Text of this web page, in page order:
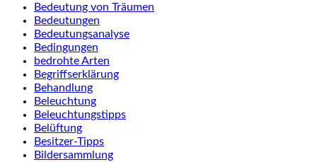
Bedeutung von Träumen
Bedeutungen
Bedeutungsanalyse
Bedingungen
bedrohte Arten
Begriffserklärung
Behandlung
Beleuchtung
Beleuchtungstipps
Belüftung
Besitzer-Tipps
Bildersammlung